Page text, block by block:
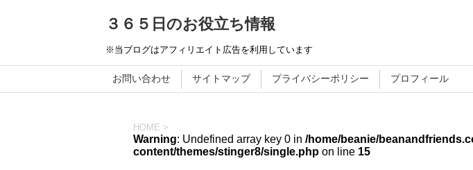
３６５日のお役立ち情報
※当ブログはアフィリエイト広告を利用しています
お問い合わせ サイトマップ プライバシーポリシー プロフィール
HOME >
Warning: Undefined array key 0 in /home/beanie/
content/themes/stinger8/single.php on line 15